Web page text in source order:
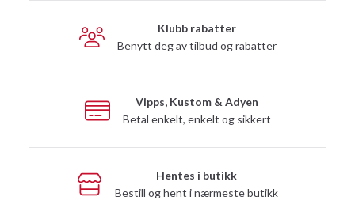
Klubb rabatter
Benytt deg av tilbud og rabatter
Vipps, Kustom & Adyen
Betal enkelt, enkelt og sikkert
Hentes i butikk
Bestill og hent i nærmeste butikk